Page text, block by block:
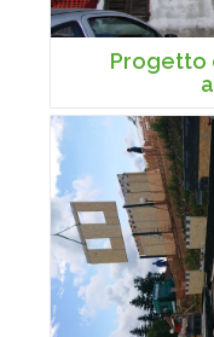
Progetto